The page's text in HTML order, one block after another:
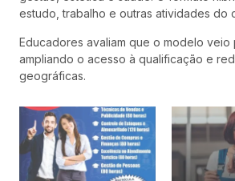
estudo, trabalho e outras atividades do
Educadores avaliam que o modelo veio
ampliando o acesso à qualificação e
geográficas.